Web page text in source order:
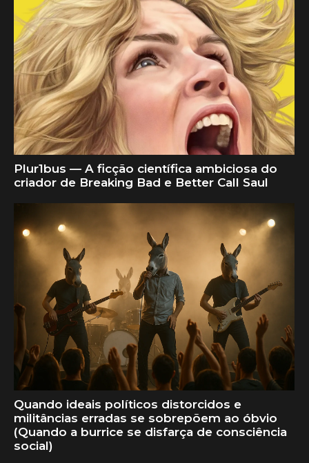
Plur1bus — A ficção científica ambiciosa do
criador de Breaking Bad e Better Call Saul
Quando ideais políticos distorcidos e
militâncias erradas se sobrepõem ao óbvio
(Quando a burrice se disfarça de consciência
social)